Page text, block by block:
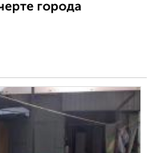
города